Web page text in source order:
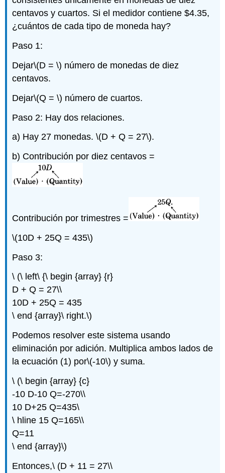
centavos y cuartos. Si el medidor contiene $4.35,
¿cuántos de cada tipo de moneda hay?
Paso 1:
Dejar\(D = \) número de monedas de diez
centavos.
Dejar\(Q = \) número de cuartos.
Paso 2: Hay dos relaciones.
a) Hay 27 monedas.\(D + Q = 27\).
b) Contribución por diez centavos =
Contribución por trimestres =
\(10D + 25Q = 435\)
Paso 3:
\ (\ left\ {\ begin {array} {r}
D + Q = 27\\
10D + 25Q = 435
\ end {array}\ right.\)
Podemos resolver este sistema usando
eliminación por adición. Multiplica ambos lados de
la ecuación (1) por\(-10\) y suma.
\ (\ begin {array} {c}
-10 D-10 Q=-270\\
10 D+25 Q=435\
\ hline 15 Q=165\\
Q=11
\ end {array}\)
Entonces,\ (D + 11 = 27\\